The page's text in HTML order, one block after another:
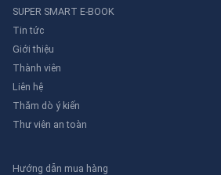
SUPER SMART E-BOOK
Tin tức
Giới thiệu
Thành viên
Liên hệ
Thăm dò ý kiến
Thư viên an toàn
Hướng dẫn mua hàng